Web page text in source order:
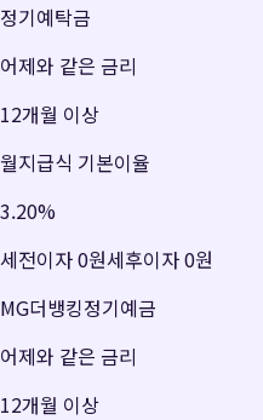
정기예탁금
어제와 같은 금리
12개월 이상
월지급식 기본이율
3.20%
세전이자0원세후이자0원
MG더뱅킹정기예금
어제와 같은 금리
12개월 이상